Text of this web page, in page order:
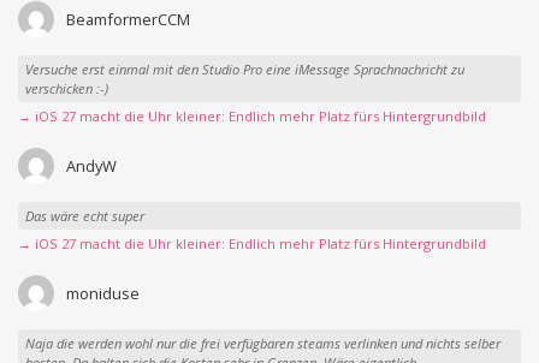
BeamformerCCM
Versuche erst einmal mit den Studio Pro eine iMessage Sprachnachricht zu
verschicken :-)
→ iOS 27 macht die Uhr kleiner: Endlich mehr Platz fürs Hintergrundbild
AndyW
Das wäre echt super
→ iOS 27 macht die Uhr kleiner: Endlich mehr Platz fürs Hintergrundbild
moniduse
Naja die werden wohl nur die frei verfügbaren steams verlinken und nichts selber